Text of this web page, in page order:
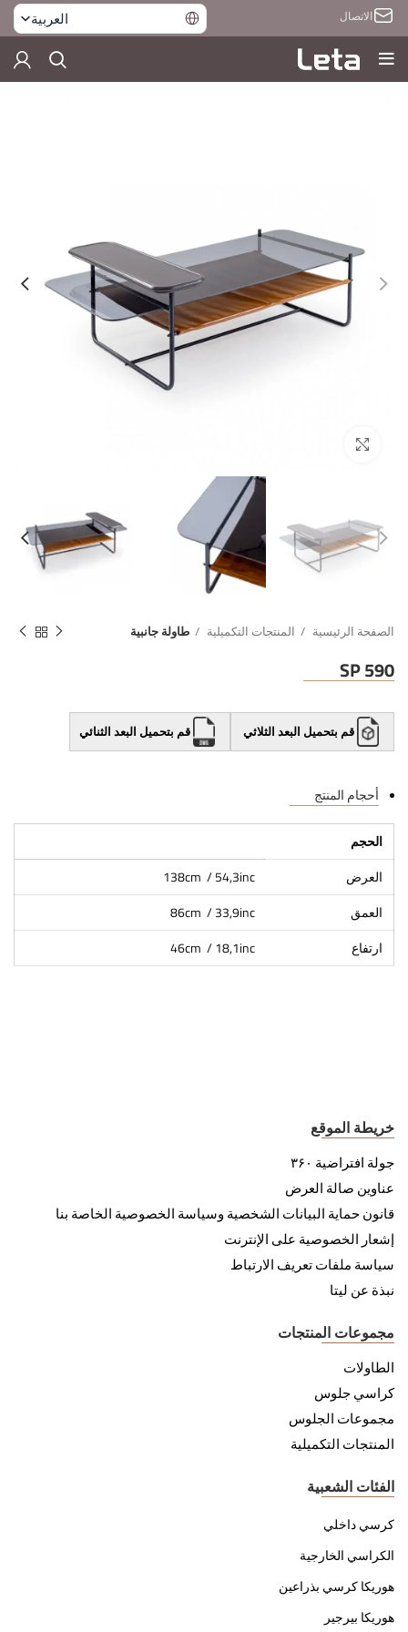
الاتصال العربية
الصفحة الرئيسية المنتجات التكميلية طاولة جانبية
SP 590
قم بتحميل البعد الثلاثي قم بتحميل البعد الثنائي
أحجام المنتج
الحجم
العرض
138cm / 54,3inc
العمق
86cm / 33,9inc
ارتفاع
46cm / 18,1inc
خريطة الموقع
جولة افتراضية ۳۶۰
عناوين صالة العرض
قانون حماية البيانات الشخصية وسياسة الخصوصية الخاصة بنا
إشعار الخصوصية على الإنترنت
سياسة ملفات تعريف الارتباط
نبذة عن ليتا
مجموعات المنتجات
الطاولات
كراسي جلوس
مجموعات الجلوس
المنتجات التكميلية
الفئات الشعبية
كرسي داخلي
الكراسي الخارجية
هوريكا كرسي بذراعين
هوريكا بيرجير